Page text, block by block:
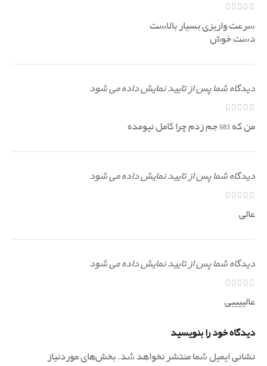
سرعت واریزی بسیار بالاست
دست خوش
دیدگاه شما پس از تایید نمایش داده می شود
من که 583 جم زدم چرا کامل نیومده
دیدگاه شما پس از تایید نمایش داده می شود
عالی
دیدگاه شما پس از تایید نمایش داده می شود
عالییییی
دیدگاه خود را بنویسید
نشانی ایمیل شما منتشر نخواهد شد.بخش‌های موردنیاز